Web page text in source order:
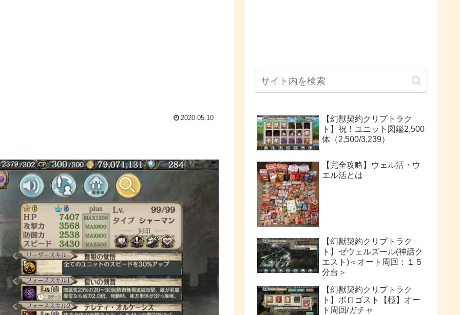
2020.05.10
【幻獣契約クリプトラク
ト】祝！ユニット図鑑2,500
体（2,500/3,239）
【完全攻略】ウェル活・ウ
エル活とは
【幻獣契約クリプトラク
ト】ゼウェルズール(神話ク
エスト)＜オート周回：１５
分台＞
【幻獣契約クリプトラク
ト】ボロゴスト【極】オー
ト周回/ガチャ